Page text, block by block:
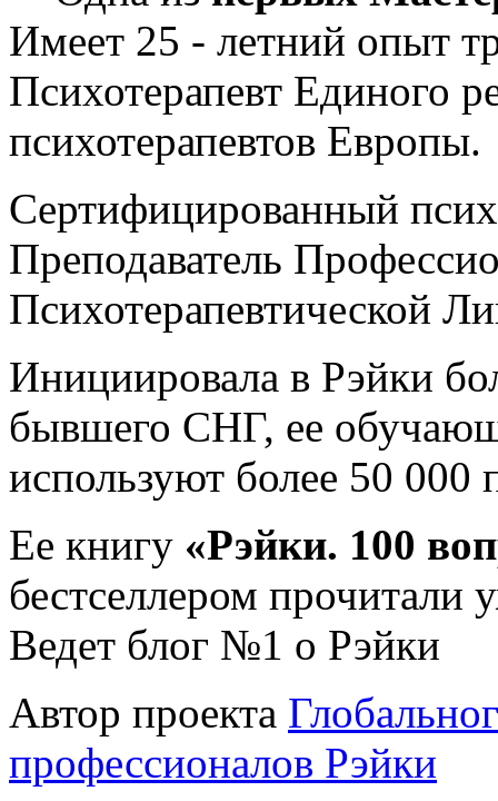
Имеет 25 - летний опыт
Психотерапевт Единого
психотерапевтов Европы.
Сертифицированный
Преподаватель
Психотерапевтической
Инициировала в Рэйки
бывшего СНГ, ее
используют более 50 000
Ее книгу «Рэйки. 100
бестселлером прочитали
Ведет блог №1 о Рэйки
Автор проекта
профессионалов Рэйки